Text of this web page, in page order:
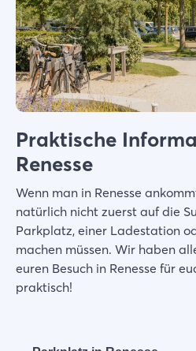
Praktische
Renesse
Wenn man in Renesse
natürlich nicht zuerst auf die
Parkplatz, einer Ladestation
machen müssen. Wir haben
euren Besuch in Renesse für
praktisch!